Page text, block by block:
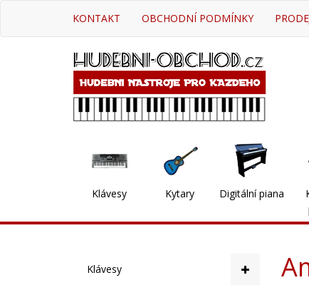
KONTAKT OBCHODNÍ PODMÍNKY
Klávesy Kytary Digitální piana
Klávesy